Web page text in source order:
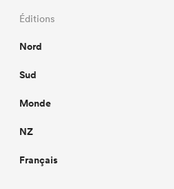
Éditions
Nord
Sud
Monde
NZ
Français